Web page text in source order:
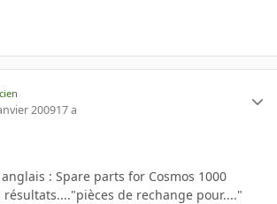
200917 a
: Spare parts for Cosmos 1000
de rechange pour...."